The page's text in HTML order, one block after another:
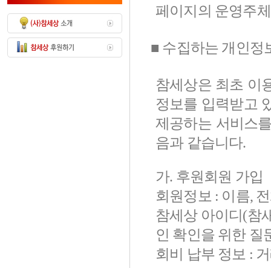
페이지의 운영주
■ 수집하는 개인정
참세상은 최초 이
정보를 입력받고
제공하는 서비스
음과 같습니다.
가. 후원회원 가입
회원정보 : 이름,
참세상 아이디(참
인 확인을 위한 질
회비 납부 정보 :